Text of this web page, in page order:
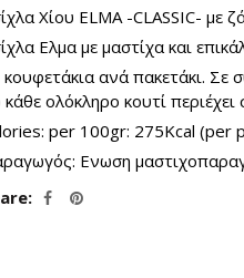
Χίου ΕLMA -CLASSIC- με
Ελμα με μαστίχα και
κουφετάκια ανά πακετάκι. Σε
ολόκληρο κουτί
per 100gr: 275Kcal (per
Ενωση